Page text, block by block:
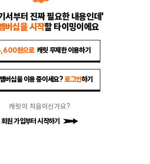
서부터 진짜 필요한 내용인데'
버십을 시작할 타이밍이에요
원으로 캐릿 무제한 이용하기
버십을 이용 중이세요?로그인하기
캐릿이 처음이신가요?
회원 가입부터 시작하기